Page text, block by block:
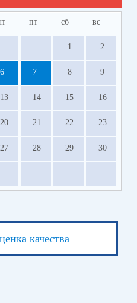
пт сб вс
1 2
6 7 8 9
13 14 15 16
20 21 22 23
27 28 29 30
качества